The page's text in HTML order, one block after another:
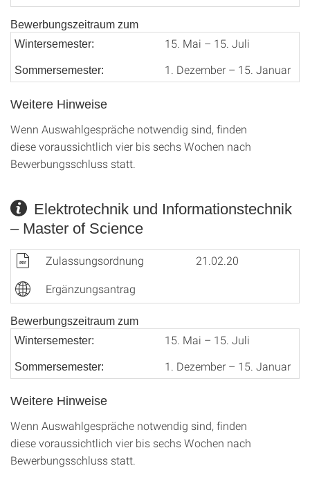
Bewerbungszeitraum zum
Wintersemester:
15. Mai – 15. Juli
Sommersemester: 1. Dezember – 15. Januar
Weitere Hinweise
Wenn Auswahlgespräche notwendig sind, finden
diese voraussichtlich vier bis sechs Wochen nach
Bewerbungsschluss statt.
Elektrotechnik und Informationstechnik
– Master of Science
Zulassungsordnung
21.02.20
Ergänzungsantrag
Bewerbungszeitraum zum
Wintersemester:
15. Mai – 15. Juli
Sommersemester: 1. Dezember – 15. Januar
Weitere Hinweise
Wenn Auswahlgespräche notwendig sind, finden
diese voraussichtlich vier bis sechs Wochen nach
Bewerbungsschluss statt.